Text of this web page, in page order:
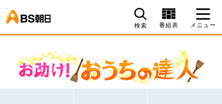
検索 番組表 メニュー